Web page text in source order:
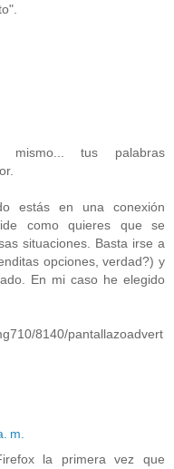
tus palabras
estás en una conexión
como quieres que se
situaciones. Basta irse a
opciones, verdad?) y
En mi caso he elegido
8140/pantallazoadvert
m.
la primera vez que